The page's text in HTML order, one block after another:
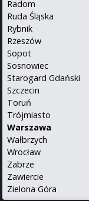
Radom
Ruda Śląska
Rybnik
Rzeszów
Sopot
Sosnowiec
Starogard Gdański
Szczecin
Toruń
Trójmiasto
Warszawa
Wałbrzych
Wrocław
Zabrze
Zawiercie
Zielona Góra